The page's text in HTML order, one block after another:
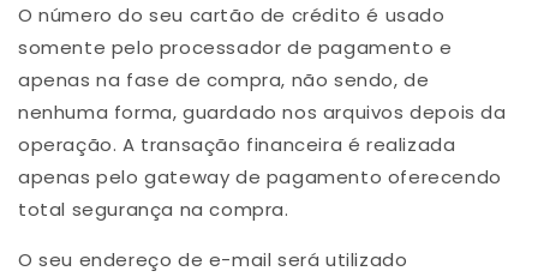
O número do seu cartão de crédito é usado
somente pelo processador de pagamento e
apenas na fase de compra, não sendo, de
nenhuma forma, guardado nos arquivos depois da
operação. A transação financeira é realizada
apenas pelo gateway de pagamento oferecendo
total segurança na compra.
O seu endereço de e-mail será utilizado